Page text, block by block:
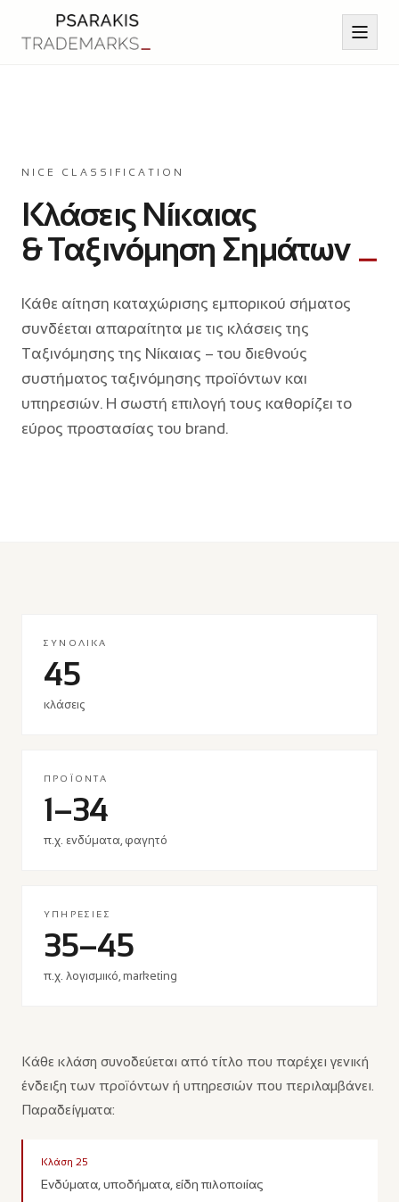
Άρθρα
NICE CLASSIFICATION
Κλάσεις Νίκαιας
& Ταξινόμηση Σημάτων
Κάθε αίτηση καταχώρισης εμπορικού σήματος
συνδέεται απαραίτητα με τις κλάσεις της
Ταξινόμησης της Νίκαιας – του διεθνούς
συστήματος ταξινόμησης προϊόντων και
υπηρεσιών. Η σωστή επιλογή τους καθορίζει το
εύρος προστασίας του brand.
ΣΥΝΟΛΙΚΆ
45
κλάσεις
ΠΡΟΪΌΝΤΑ
1–34
π.χ. ενδύματα, φαγητό
ΥΠΗΡΕΣΊΕΣ
35–45
π.χ. λογισμικό, marketing
Κάθε κλάση συνοδεύεται από τίτλο που παρέχει γενική
ένδειξη των προϊόντων ή υπηρεσιών που περιλαμβάνει.
Παραδείγματα:
Κλάση 25
Ενδύματα, υποδήματα, είδη πιλοποιίας